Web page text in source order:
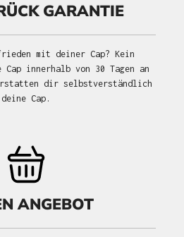
GARANTIE
mit deiner Cap? Kein
Cap innerhalb von 30 Tagen an
dir selbstverständlich
deine Cap.
ANGEBOT